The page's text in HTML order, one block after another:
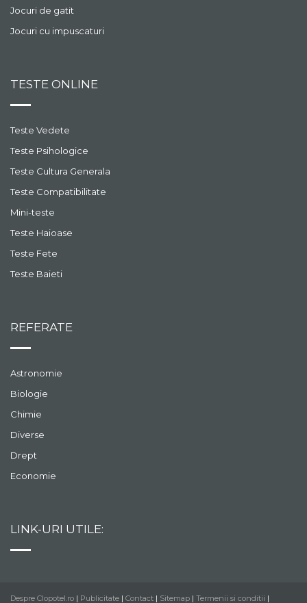
Jocuri de gatit
Jocuri cu impuscaturi
TESTE ONLINE
Teste Vedete
Teste Psihologice
Teste Cultura Generala
Teste Compatibilitate
Mini-teste
Teste Haioase
Teste Fete
Teste Baieti
REFERATE
Astronomie
Biologie
Chimie
Diverse
Drept
Economie
LINK-URI UTILE:
Despre Clopotel.ro | Publicitate | Contact | Sitemap | Termenii si conditii |